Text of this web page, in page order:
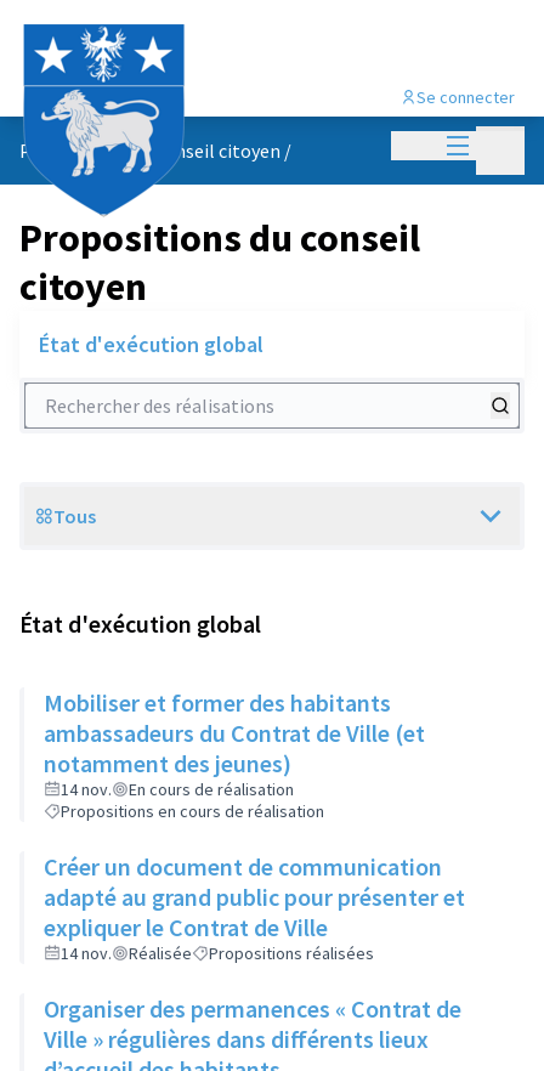
Menu
Se connecter
Propositions du conseil citoyen /
Propositions du conseil
citoyen
État d'exécution global
Rechercher des réalisations
Scope
Tous
État d'exécution global
Mobiliser et former des habitants
ambassadeurs du Contrat de Ville (et
notamment des jeunes)
14 nov.
En cours de réalisation
Propositions en cours de réalisation
Créer un document de communication
adapté au grand public pour présenter et
expliquer le Contrat de Ville
14 nov. Réalisée Propositions réalisées
Organiser des permanences « Contrat de
Ville » régulières dans différents lieux